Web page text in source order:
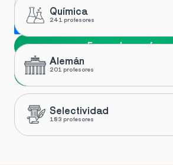
Encuentra profesor
Química
241 profesores
Alemán
201 profesores
Selectividad
183 profesores